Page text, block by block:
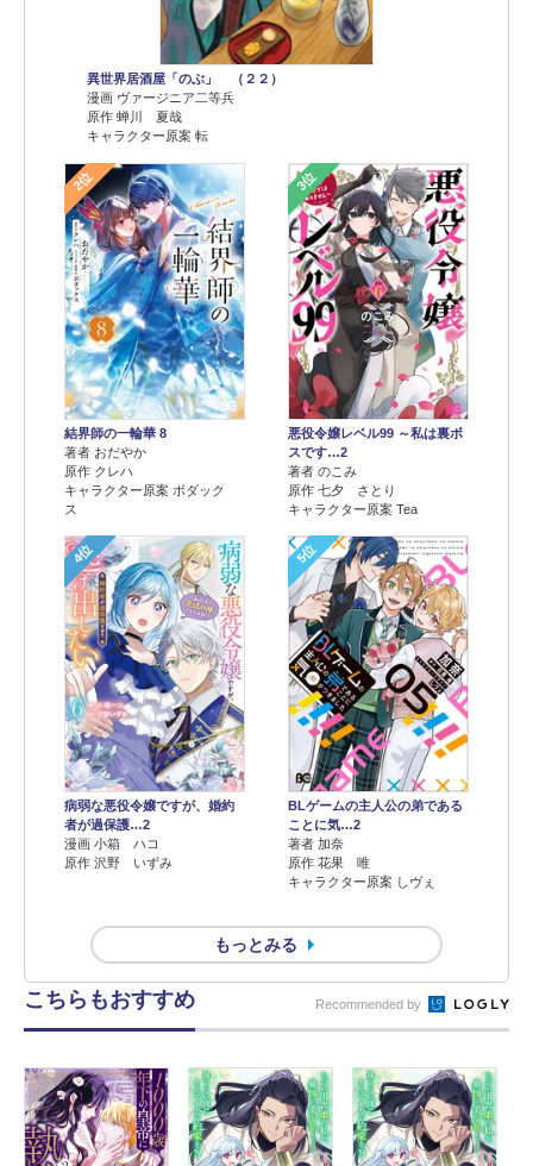
異世界居酒屋「のぶ」 （２２）
漫画 ヴァージニア二等兵
原作 蝉川 夏哉
キャラクター原案 転
2位
結界師の一輪華 8
著者 おだやか
原作 クレハ
キャラクター原案 ボダック
ス
3位
悪役令嬢レベル99 ～私は裏ボ
スです…2
著者 のこみ
原作 七夕 さとり
キャラクター原案 Tea
4位
病弱な悪役令嬢ですが、婚約
者が過保護…2
漫画 小箱 ハコ
原作 沢野 いずみ
5位
BLゲームの主人公の弟である
ことに気…2
著者 加奈
原作 花果 唯
キャラクター原案 しヴぇ
もっとみる
こちらもおすすめ Recommended by